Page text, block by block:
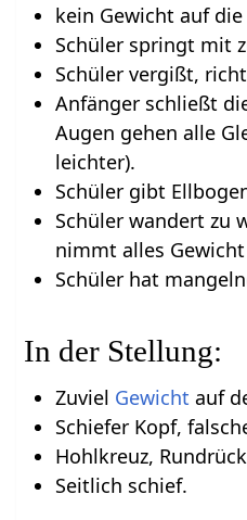
kein Gewicht auf
Schüler springt mit
Schüler vergißt,
Anfänger schließt
Augen gehen alle
leichter).
Schüler gibt
Schüler wandert zu
nimmt alles
Schüler hat
In der Stellung:
Zuviel Gewicht auf
Schiefer Kopf,
Hohlkreuz,
Seitlich schief.